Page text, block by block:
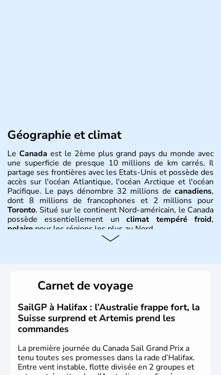
Géographie et climat
Le Canada est le 2ème plus grand pays du monde avec
une superficie de presque 10 millions de km carrés. Il
partage ses frontières avec les Etats-Unis et possède des
accès sur l'océan Atlantique, l'océan Arctique et l'océan
Pacifique. Le pays dénombre 32 millions de canadiens,
dont 8 millions de francophones et 2 millions pour
Toronto. Situé sur le continent Nord-américain, le Canada
possède essentiellement unclimat tempéré froid,
polaire pour les régions les plus au Nord.
territoire de la ville de Québec, le Canada passe ensuite
sous le contrôle des Britanniques. L'indépendance du
pays a été obtenue au cours d'un long processus qui s'est
étalé de 1867 à 1982. Le peuple autochtone des Inuits,
aujourd'hui appelé Eskimos, n'est découvert qu'au début
du XXème siècle lors d'une expédition dans le Grand
Nord.
Carnet de voyage
SailGP à Halifax : l’Australie frappe fort, la
Suisse surprend et Artemis prend les
commandes
La première journée du Canada Sail Grand Prix a
tenu toutes ses promesses dans la rade d’Halifax.
Entre vent instable, flotte divisée en 2 groupes et